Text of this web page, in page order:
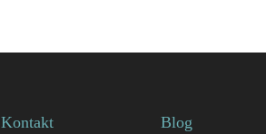
Kontakt Blog